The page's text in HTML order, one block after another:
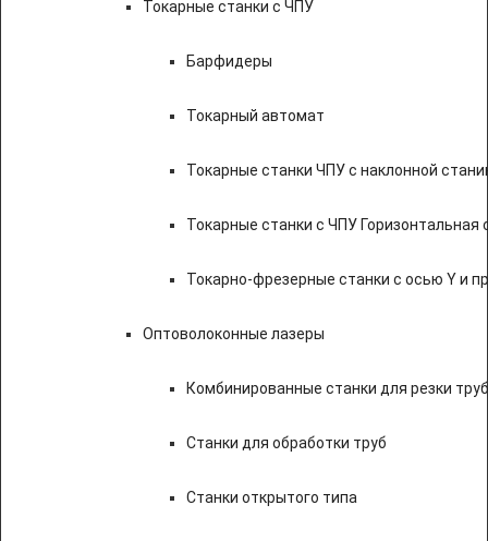
Токарные станки с ЧПУ
Барфидеры
Токарный автомат
Токарные станки ЧПУ c наклонной
Токарные станки с ЧПУ Горизонтальная
Токарно-фрезерные станки с осью Y и
Оптоволоконные лазеры
Комбинированные станки для резки
Станки для обработки труб
Станки открытого типа